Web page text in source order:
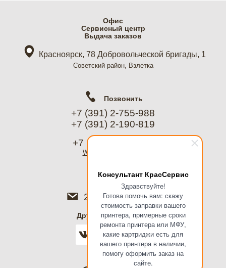
Консультант КрасСервис
Здравствуйте!
Готова помочь вам: скажу
стоимость заправки вашего
принтера, примерные сроки
ремонта принтера или МФУ,
какие картриджи есть для
вашего принтера в наличии,
помогу оформить заказ на
сайте.
Офис
Cервисный центр
Выдача заказов
Красноярск, 78 Добровольческой бригады, 1
Советский район, Взлетка
Позвонить
+7 (391) 2-755-988
+7 (391) 2-190-819
+7 (967) 612-8988
WhatsApp
Написать
2755988@mail.ru
Дружить в соцсетях